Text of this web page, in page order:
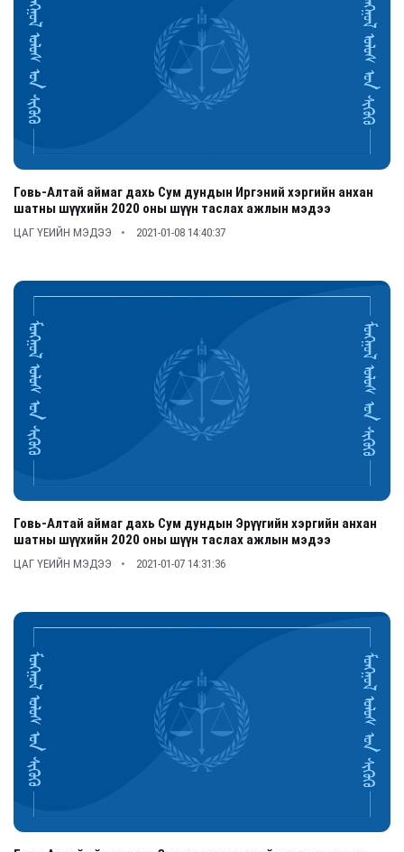
Говь-Алтай аймаг дахь Сум дундын Иргэний хэргийн анхан
шатны шүүхийн 2020 оны шүүн таслах ажлын мэдээ
ЦАГ ҮЕИЙН МЭДЭЭ 2021-01-08 14:40:37
Говь-Алтай аймаг дахь Сум дундын Эрүүгийн хэргийн анхан
шатны шүүхийн 2020 оны шүүн таслах ажлын мэдээ
ЦАГ ҮЕИЙН МЭДЭЭ 2021-01-07 14:31:36